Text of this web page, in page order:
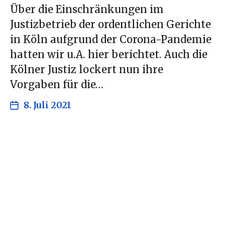
Über die Einschränkungen im
Justizbetrieb der ordentlichen Gerichte
in Köln aufgrund der Corona-Pandemie
hatten wir u.A. hier berichtet. Auch die
Kölner Justiz lockert nun ihre
Vorgaben für die…
8. Juli 2021